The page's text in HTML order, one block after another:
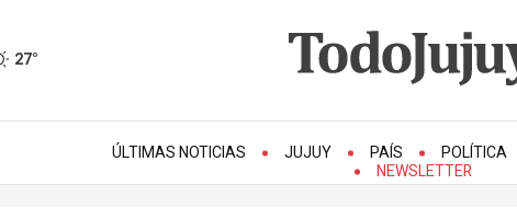
27°
ÚLTIMAS NOTICIAS JUJUY PAÍS POLÍTICA
NEWSLETTER